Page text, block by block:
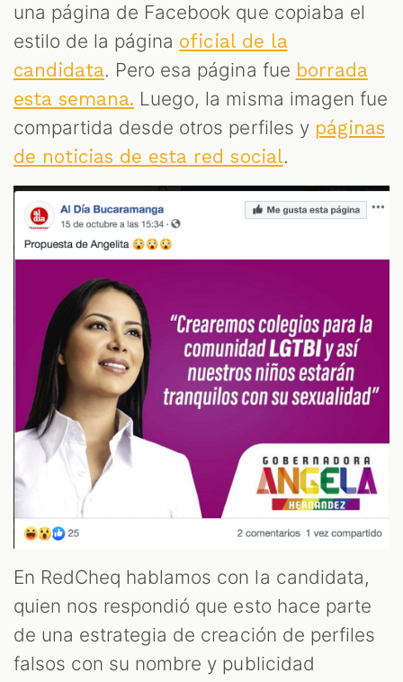
una página de Facebook que copiaba el
estilo de la página oficial de la
candidata. Pero esa página fue borrada
esta semana. Luego, la misma imagen fue
compartida desde otros perfiles y páginas
de noticias de esta red social.
En RedCheq hablamos con la candidata,
quien nos respondió que esto hace parte
de una estrategia de creación de perfiles
falsos con su nombre y publicidad